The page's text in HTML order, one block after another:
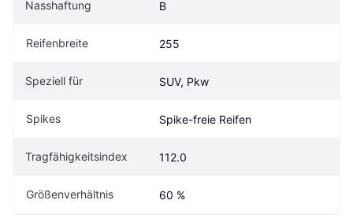
Nasshaftung B
Reifenbreite 255
Speziell für SUV, Pkw
Spikes Spike-freie Reifen
Tragfähigkeitsindex 112.0
Größenverhältnis 60 %